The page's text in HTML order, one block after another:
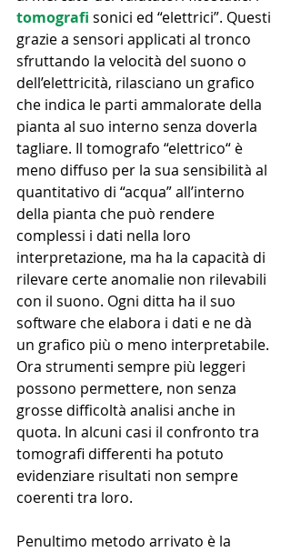
tomografi sonici ed “elettrici”. Questi
grazie a sensori applicati al tronco
sfruttando la velocità del suono o
dell’elettricità, rilasciano un grafico
che indica le parti ammalorate della
pianta al suo interno senza doverla
tagliare. Il tomografo “elettrico“ è
meno diffuso per la sua sensibilità al
quantitativo di “acqua” all’interno
della pianta che può rendere
complessi i dati nella loro
interpretazione, ma ha la capacità di
rilevare certe anomalie non rilevabili
con il suono. Ogni ditta ha il suo
software che elabora i dati e ne dà
un grafico più o meno interpretabile.
Ora strumenti sempre più leggeri
possono permettere, non senza
grosse difficoltà analisi anche in
quota. In alcuni casi il confronto tra
tomografi differenti ha potuto
evidenziare risultati non sempre
coerenti tra loro.
Penultimo metodo arrivato è la